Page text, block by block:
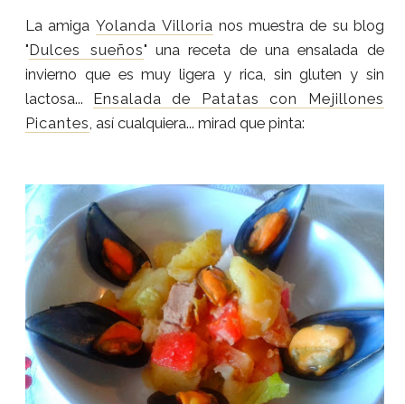
La amiga Yolanda Villoria nos muestra de su blog
"Dulces sueños" una receta de una ensalada de
invierno que es muy ligera y rica, sin gluten y sin
lactosa... Ensalada de Patatas con Mejillones
Picantes , así cualquiera... mirad que pinta: